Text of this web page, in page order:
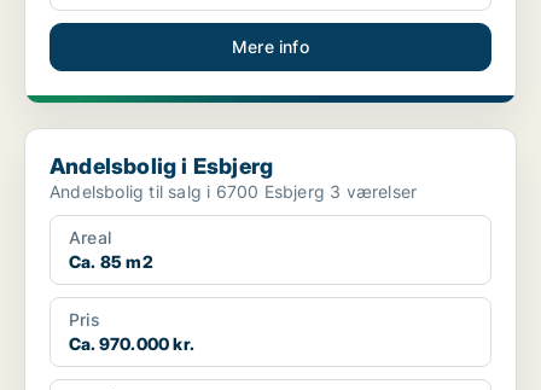
Mere info
Andelsbolig i Esbjerg
Andelsbolig i Esbjerg
Andelsbolig til salg i 6700 Esbjerg 3 værelser
Areal
Ca. 85 m2
Pris
Ca. 970.000 kr.